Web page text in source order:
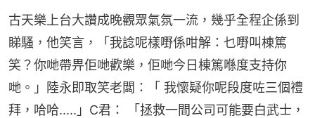
古天樂上台大讚成晚觀眾氣氛一流，幾乎全程企係到
睇騷，他笑言，「我諗呢樣嘢係咁解：乜嘢叫棟篤
笑？你哋帶畀佢哋歡樂，佢哋今日棟篤喺度支持你
哋。」陸永即取笑老闆：「 我懷疑你呢段度咗三個禮
拜，哈哈.....」C君： 「拯救一間公司可能要白武士，